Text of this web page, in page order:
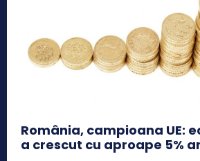
România, campioana UE:
a crescut cu aproape 5%